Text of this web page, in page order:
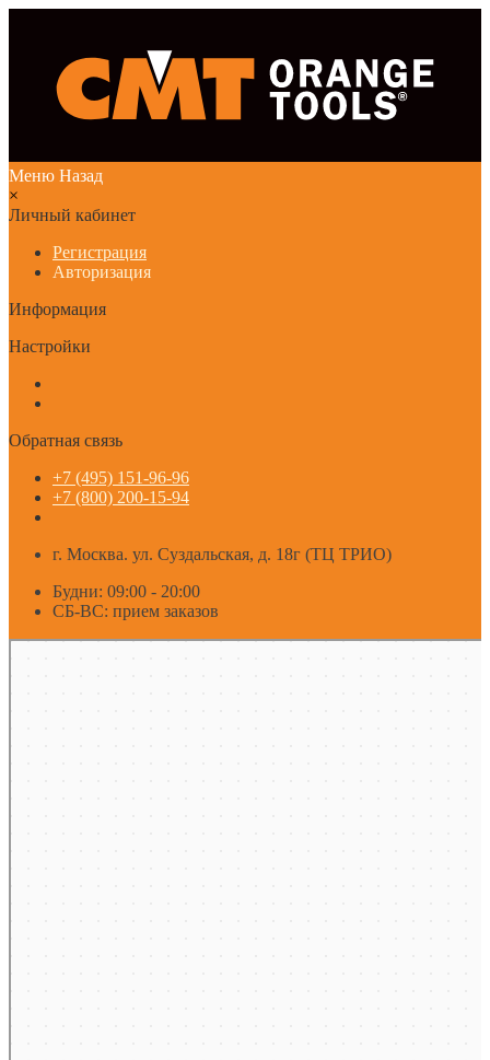
Меню Назад
×
Личный кабинет
Регистрация
Авторизация
Информация
Настройки
Обратная связь
+7 (495) 151-96-96
+7 (800) 200-15-94
г. Москва. ул. Суздальская, д. 18г (ТЦ ТРИО)
Будни: 09:00 - 20:00
СБ-ВС: прием заказов